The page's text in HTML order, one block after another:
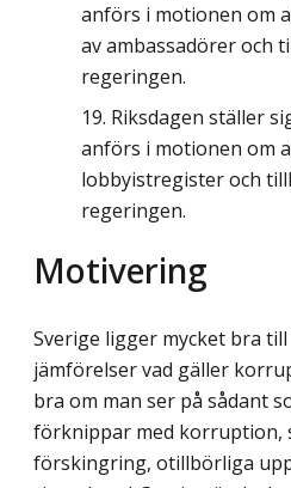
anförs i motionen om
av ambassadörer och
regeringen.
Riksdagen ställer
anförs i motionen om
lobbyistregister och
regeringen.
Motivering
Sverige ligger mycket bra
jämförelser vad gäller
bra om man ser på sådant
förknippar med korruption,
förskingring, otillbörliga